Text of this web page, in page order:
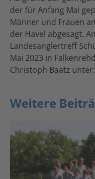
der für Anfang Mai
Männer und Frauen
der Havel abgesagt.
Landesanglertreff
Mai 2023 in
Christoph Baatz unter:
Weitere